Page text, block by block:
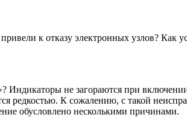
к отказу электронных узлов? Как
Индикаторы не загораются при
редкостью. К сожалению, с такой
обусловлено несколькими причинами.